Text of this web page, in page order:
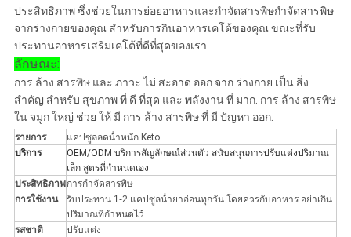
ประสิทธิภาพ ซึ่งช่วยในการย่อยอาหารและกําจัดสารพิษกําจัดสารพิษ
จากร่างกายของคุณ สําหรับการกินอาหารเคโต้ของคุณ ขณะที่รับ
ประทานอาหารเสริมเคโต้ที่ดีที่สุดของเรา.
ลักษณะ:
การ ล้าง สารพิษ และ ภาวะ ไม่ สะอาด ออก จาก ร่างกาย เป็น สิ่ง
สําคัญ สําหรับ สุขภาพ ที่ ดี ที่สุด และ พลังงาน ที่ มาก. การ ล้าง สารพิษ
ใน จมูก ใหญ่ ช่วย ให้ มี การ ล้าง สารพิษ ที่ มี ปัญหา ออก.
รายการ
แคปซูลลดน้ําหนัก Keto
บริการ
OEM/ODM บริการสัญลักษณ์ส่วนตัว สนับสนุนการปรับแต่งปริมาณ
เล็ก สูตรที่กําหนดเอง
ประสิทธิภาพการกําจัดสารพิษ
การใช้งาน
รับประทาน 1-2 แคปซูลน้ํายาอ่อนทุกวัน โดยควรกับอาหาร อย่าเกิน
ปริมาณที่กําหนดไว้
รสชาติ
ปรับแต่ง